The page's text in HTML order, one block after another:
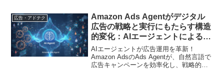
広告・アドテク
Amazon Ads Agentがデジタル
広告の戦略と実行にもたらす構造
的変化：AIエージェントによる広
告運用インテリジェンスの民主化
AIエージェントが広告運用を革新！
Amazon AdsのAds Agentが、自然言語で
広告キャンペーンを効率化し、戦略的プ